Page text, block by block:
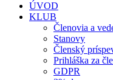
ÚVOD
KLUB
Členovia a
Stanovy
Členský
Prihláška za
GDPR